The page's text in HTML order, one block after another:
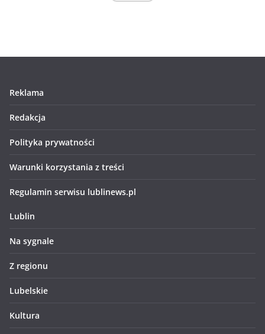
Reklama
Redakcja
Polityka prywatności
Warunki korzystania z treści
Regulamin serwisu lublinews.pl
Lublin
Na sygnale
Z regionu
Lubelskie
Kultura